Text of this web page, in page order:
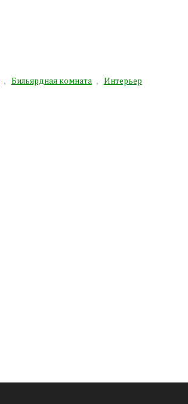
, Бильярдная комната , Интерьер